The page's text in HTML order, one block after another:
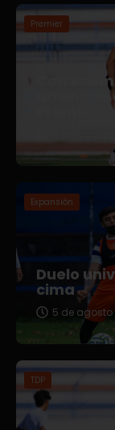
Premier
arranque
5 de
Expansión
Duelo
cima
5 de agosto
TDP